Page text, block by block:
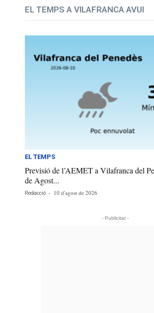
EL TEMPS A VILAFRANCA AVUI
EL TEMPS
Previsió de l’AEMET a Vilafranca del
de Agost...
Redacció - 10 d'agost de 2026
- Publicitat -